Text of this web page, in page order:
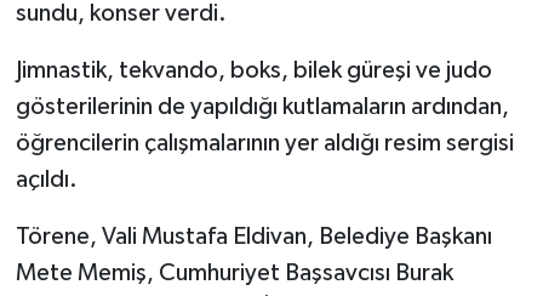
sundu, konser verdi.
Jimnastik, tekvando, boks, bilek güreşi ve judo
gösterilerinin de yapıldığı kutlamaların ardından,
öğrencilerin çalışmalarının yer aldığı resim sergisi
açıldı.
Törene, Vali Mustafa Eldivan, Belediye Başkanı
Mete Memiş, Cumhuriyet Başsavcısı Burak